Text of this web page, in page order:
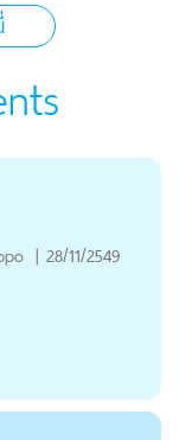
| 28/11/2549